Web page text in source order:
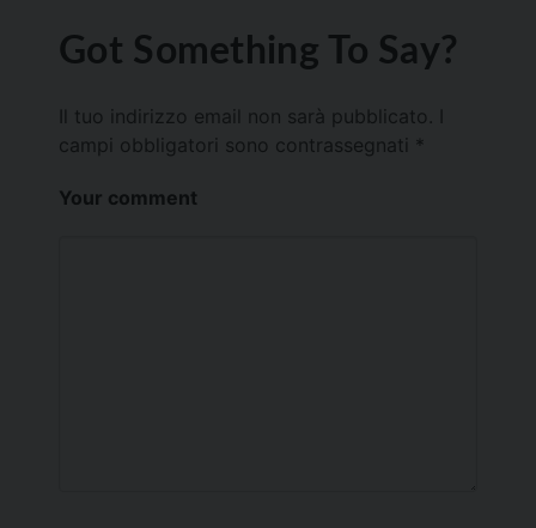
Got Something To Say?
Il tuo indirizzo email non sarà pubblicato.
campi obbligatori sono contrassegnati *
Your comment